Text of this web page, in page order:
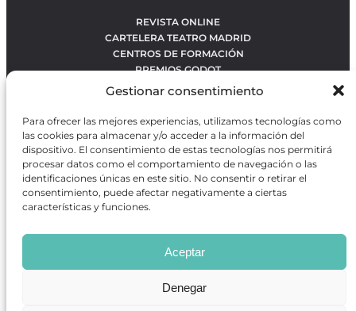
Gestionar consentimiento
Para ofrecer las mejores experiencias, utilizamos tecnologías como
las cookies para almacenar y/o acceder a la información del
dispositivo. El consentimiento de estas tecnologías nos permitirá
procesar datos como el comportamiento de navegación o las
identificaciones únicas en este sitio. No consentir o retirar el
consentimiento, puede afectar negativamente a ciertas
características y funciones.
Aceptar
Denegar
REVISTA ONLINE
CARTELERA TEATRO MADRID
CENTROS DE FORMACIÓN
PREMIOS GODOT
CONTACTO
OBRAS MÁS VOTADAS
RANKING MEJORES OBRAS
BÚSQUEDA AVANZADA DE OBRAS
en información sobre artes escénicas de Madrid, gratuita y
que se distribuye en espacios escénicos, además de otros
puntos de interés turístico y de ocio de la capital.